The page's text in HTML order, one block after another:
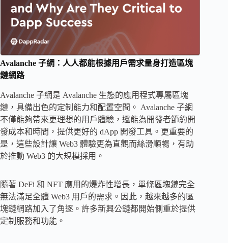
Avalanche 子網：人人都能根據用戶需求量身打造區塊
鏈網路
Avalanche 子網是 Avalanche 生態的應用程式專屬區塊
鏈，具備出色的定制能力和配置空間。 Avalanche 子網
不僅能夠帶來更理想的用戶體驗，還能為開發者節約開
發成本和時間，提供更好的 dApp 開發工具。更重要的
是，這些設計讓 Web3 體驗更為直觀而絲滑順暢，有助
於推動 Web3 的大規模採用。
隨著 DeFi 和 NFT 應用的爆炸性增長，單條區塊鏈完全
無法滿足全體 Web3 用戶的需求。因此，越來越多的區
塊鏈網路加入了角逐。許多新興公鏈都開始側重於提供
定制服務和功能。